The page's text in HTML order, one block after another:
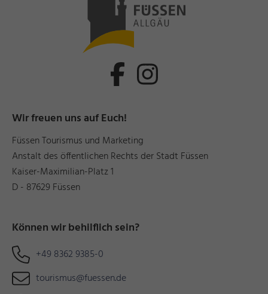
Wir freuen uns auf Euch!
Füssen Tourismus und Marketing
Anstalt des öffentlichen Rechts der Stadt Füssen
Kaiser-Maximilian-Platz 1
D - 87629 Füssen
Können wir behilflich sein?
+49 8362 9385-0
tourismus@fuessen.de